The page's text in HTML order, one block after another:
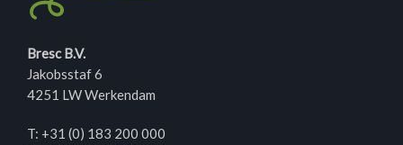
Bresc B.V.
Jakobsstaf 6
4251 LW Werkendam
T: +31 (0) 183 200 000